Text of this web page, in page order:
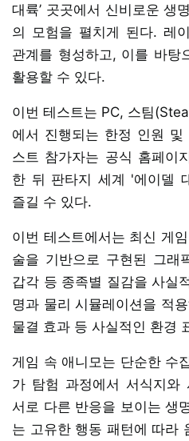
대륙’ 곳곳에서 신비로운 생
의 모험을 펼치게 된다. 레
관계를 형성하고, 이를 바탕
활용할 수 있다.
이번 테스트는 PC, 스팀
에서 진행되는 한정 인원
스트 참가자는 공식 홈페이
한 뒤 판타지 세계 '에이델
즐길 수 있다.
이번 테스트에서는 최신 게
술을 기반으로 구현된 그래
갑각 등 종족별 질감을 사실
명과 물리 시뮬레이션을 적
물결 효과 등 사실적인 환경
게임 속 애니모는 단순한 수
가 탐험 과정에서 서식지와
서로 다른 반응을 보이는 생
는 고유한 행동 패턴에 따라